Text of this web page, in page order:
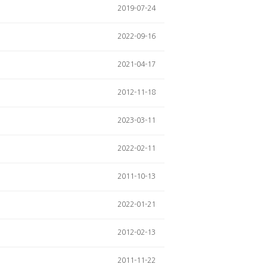
2019-07-24
2022-09-16
2021-04-17
2012-11-18
2023-03-11
2022-02-11
2011-10-13
2022-01-21
2012-02-13
2011-11-22